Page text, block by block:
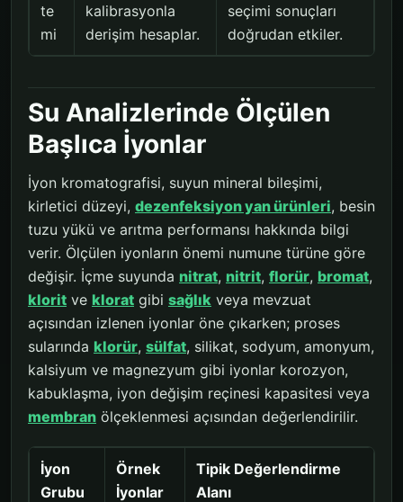
te
mi
kalibrasyonla
derişim hesaplar.
seçimi sonuçları
doğrudan etkiler.
Su Analizlerinde Ölçülen
Başlıca İyonlar
İyon kromatografisi, suyun mineral bileşimi,
kirletici düzeyi, dezenfeksiyon yan ürünleri, besin
tuzu yükü ve arıtma performansı hakkında bilgi
verir. Ölçülen iyonların önemi numune türüne göre
değişir. İçme suyunda nitrat, nitrit, florür, bromat,
klorit ve klorat gibi sağlık veya mevzuat
açısından izlenen iyonlar öne çıkarken; proses
sularında klorür, sülfat, silikat, sodyum, amonyum,
kalsiyum ve magnezyum gibi iyonlar korozyon,
kabuklaşma, iyon değişim reçinesi kapasitesi veya
membran ölçeklenmesi açısından değerlendirilir.
İyon
Grubu
Örnek
İyonlar
Tipik Değerlendirme
Alanı